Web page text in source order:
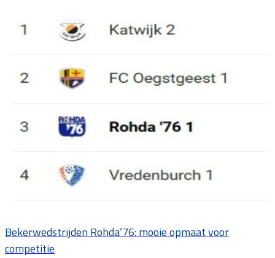
Bekerwedstrijden Rohda’76: mooie opmaat voor
competitie